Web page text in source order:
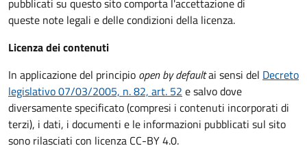
pubblicati su questo sito comporta l'accettazione di
queste note legali e delle condizioni della licenza.
Licenza dei contenuti
In applicazione del principio open by defaultai sensi del Decreto
legislativo 07/03/2005, n. 82, art. 52 e salvo dove
diversamente specificato (compresi i contenuti incorporati di
terzi), i dati, i documenti e le informazioni pubblicati sul sito
sono rilasciati con licenza CC-BY 4.0.